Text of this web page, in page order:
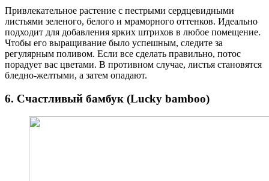
Привлекательное растение с пестрыми сердцевидными
листьями зеленого, белого и мраморного оттенков. Идеально
подходит для добавления ярких штрихов в любое помещение.
Чтобы его выращивание было успешным, следите за
регулярным поливом. Если все сделать правильно, потос
порадует вас цветами. В противном случае, листья становятся
бледно-желтыми, а затем опадают.
6. Счастливый бамбук (Lucky bamboo)